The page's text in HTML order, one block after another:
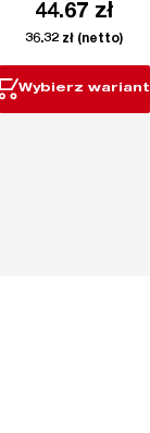
44.67 zł
36.32 zł (netto)
Wybierz wariant